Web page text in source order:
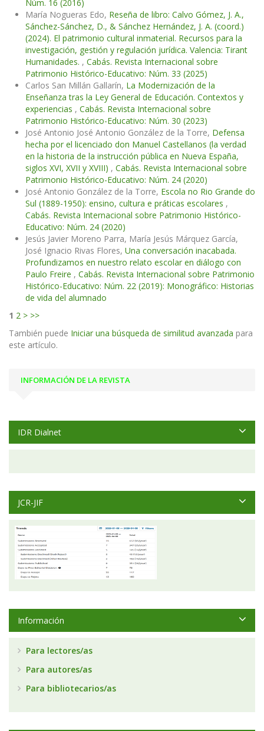
Núm. 16 (2016)
María Nogueras Edo, Reseña de libro: Calvo Gómez, J. A.,
Sánchez-Sánchez, D., & Sánchez Hernández, J. A. (coord.)
(2024). El patrimonio cultural inmaterial. Recursos para la
investigación, gestión y regulación jurídica. Valencia: Tirant
Humanidades. , Cabás. Revista Internacional sobre
Patrimonio Histórico-Educativo: Núm. 33 (2025)
Carlos San Millán Gallarín, La Modernización de la
Enseñanza tras la Ley General de Educación. Contextos y
experiencias , Cabás. Revista Internacional sobre
Patrimonio Histórico-Educativo: Núm. 30 (2023)
José Antonio José Antonio González de la Torre, Defensa
hecha por el licenciado don Manuel Castellanos (la verdad
en la historia de la instrucción pública en Nueva España,
siglos XVI, XVII y XVIII) , Cabás. Revista Internacional sobre
Patrimonio Histórico-Educativo: Núm. 24 (2020)
José Antonio González de la Torre, Escola no Rio Grande do
Sul (1889-1950): ensino, cultura e práticas escolares ,
Cabás. Revista Internacional sobre Patrimonio Histórico-
Educativo: Núm. 24 (2020)
Jesús Javier Moreno Parra, María Jesús Márquez García,
José Ignacio Rivas Flores, Una conversación inacabada.
Profundizamos en nuestro relato escolar en diálogo con
Paulo Freire , Cabás. Revista Internacional sobre Patrimonio
Histórico-Educativo: Núm. 22 (2019): Monográfico: Historias
de vida del alumnado
1 2 > >>
También puede Iniciar una búsqueda de similitud avanzada para
este artículo.
INFORMACIÓN DE LA REVISTA
IDR Dialnet
JCR-JIF
Información
Para lectores/as
Para autores/as
Para bibliotecarios/as